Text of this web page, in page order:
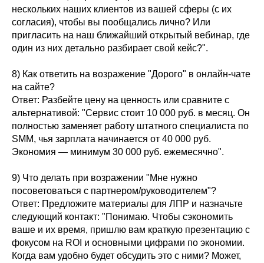
нескольких наших клиентов из вашей сферы (с их
согласия), чтобы вы пообщались лично? Или
пригласить на наш ближайший открытый вебинар, где
один из них детально разбирает свой кейс?".
8) Как ответить на возражение "Дорого" в онлайн-чате
на сайте?
Ответ: Разбейте цену на ценность или сравните с
альтернативой: "Сервис стоит 10 000 руб. в месяц. Он
полностью заменяет работу штатного специалиста по
SMM, чья зарплата начинается от 40 000 руб.
Экономия — минимум 30 000 руб. ежемесячно".
9) Что делать при возражении "Мне нужно
посоветоваться с партнером/руководителем"?
Ответ: Предложите материалы для ЛПР и назначьте
следующий контакт: "Понимаю. Чтобы сэкономить
ваше и их время, пришлю вам краткую презентацию с
фокусом на ROI и основными цифрами по экономии.
Когда вам удобно будет обсудить это с ними? Может,